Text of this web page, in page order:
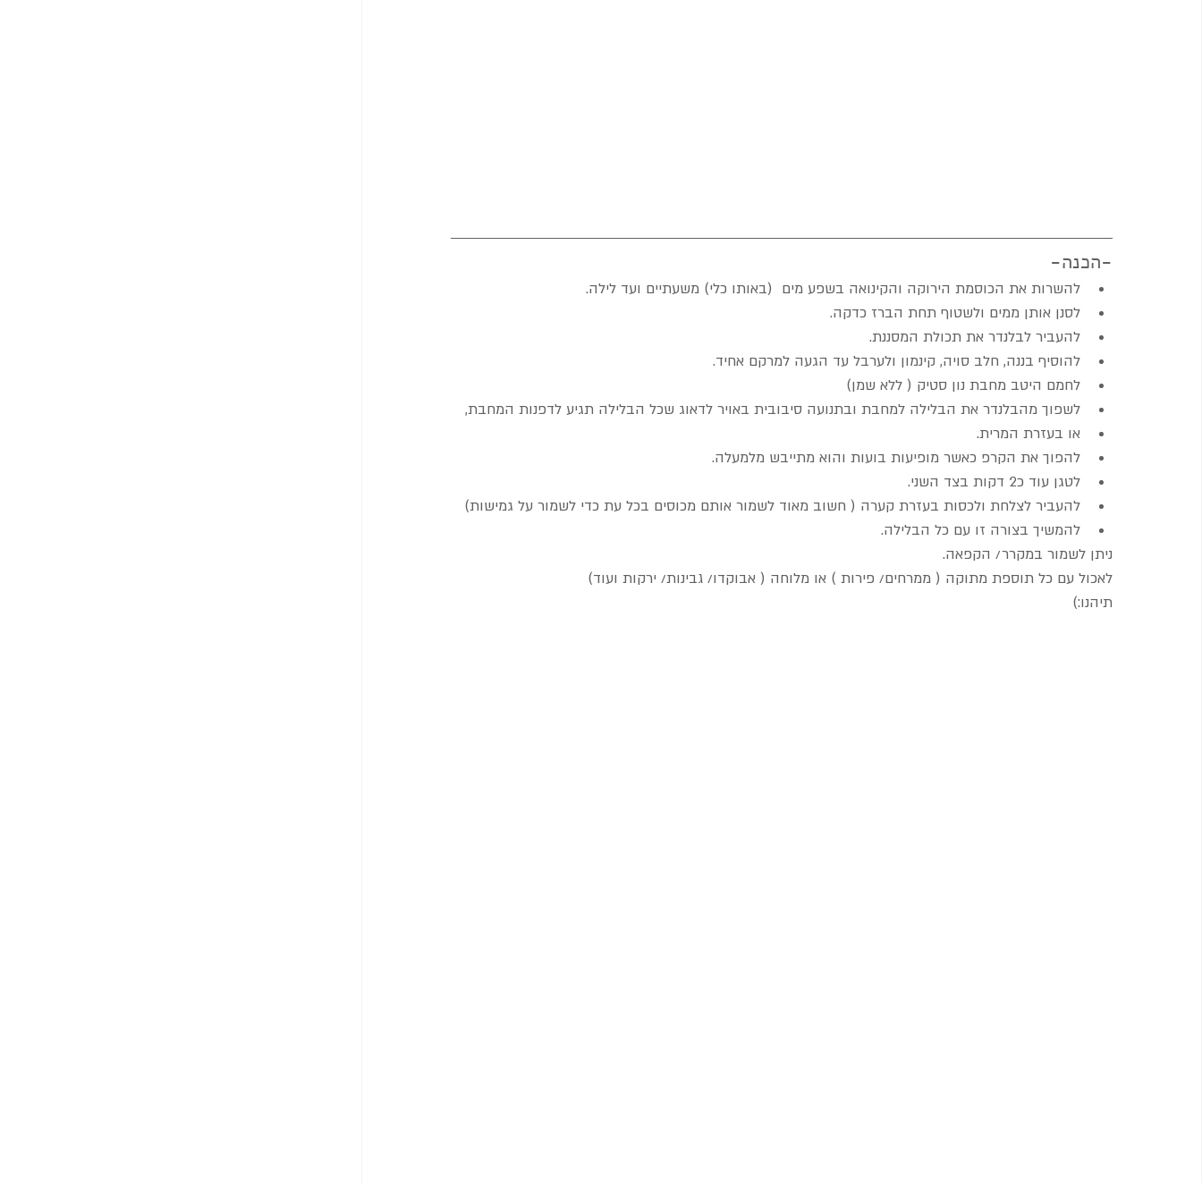
-הכנה-
להשרות את הכוסמת הירוקה והקינואה בשפע מים  (באותו כלי) משעתיים ועד לילה.
לסנן אותן ממים ולשטוף תחת הברז כדקה.
להעביר לבלנדר את תכולת המסננת.
להוסיף בננה, חלב סויה, קינמון ולערבל עד הגעה למרקם אחיד.
לחמם היטב מחבת נון סטיק ( ללא שמן)
לשפוך מהבלנדר את הבלילה למחבת ובתנועה סיבובית באויר לדאוג שכל הבלילה תגיע לדפנות המחבת,
או בעזרת המרית.
להפוך את הקרפ כאשר מופיעות בועות והוא מתייבש מלמעלה.
לטגן עוד כ2 דקות בצד השני.
להעביר לצלחת ולכסות בעזרת קערה ( חשוב מאוד לשמור אותם מכוסים בכל עת כדי לשמור על גמישות)
להמשיך בצורה זו עם כל הבלילה.
ניתן לשמור במקרר/ הקפאה.
לאכול עם כל תוספת מתוקה ( ממרחים/ פירות ) או מלוחה ( אבוקדו/ גבינות/ ירקות ועוד)
תיהנו:)